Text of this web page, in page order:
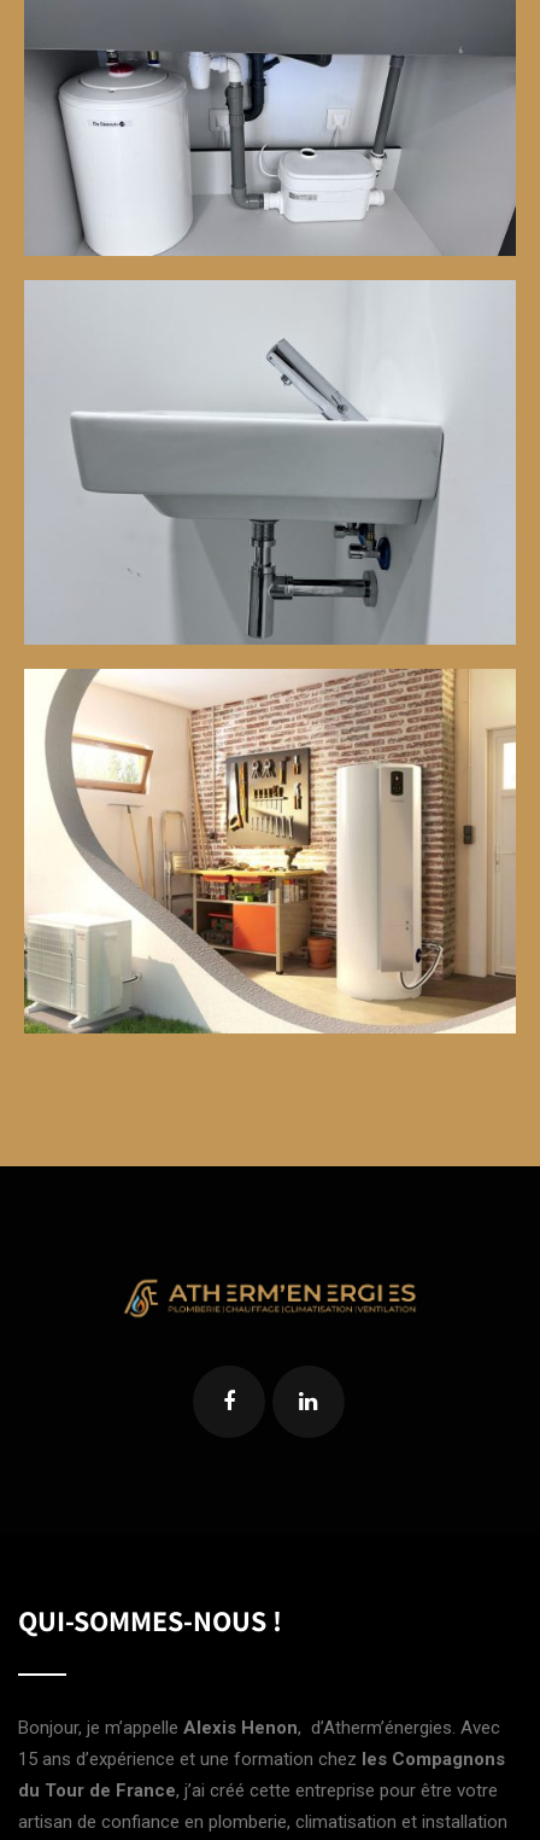
QUI-SOMMES-NOUS !
Bonjour, je m’appelle Alexis Henon, d’Atherm’énergies. Avec
15 ans d’expérience et une formation chez les Compagnons
du Tour de France, j’ai créé cette entreprise pour être votre
artisan de confiance en plomberie, climatisation et installation